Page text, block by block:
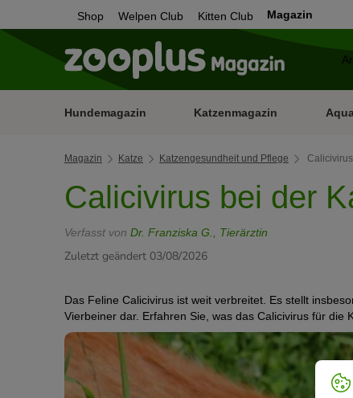
Shop Welpen Club Kitten Club Magazin
Hundemagazin Katzenmagazin
Magazin Katze Katzengesundheit und Pflege
Calicivirus bei der
Verfasst von Dr. Franziska G., Tierärztin
Zuletzt geändert 03/08/2026
Das Feline Calicivirus ist weit verbreitet. Es stellt
Vierbeiner dar. Erfahren Sie, was das Calicivirus für die